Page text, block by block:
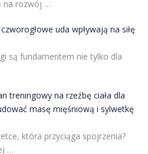
na rozwój …
uda wpływają na siłę
są fundamentem nie tylko dla
treningowy na rzeźbę ciała dla
masę mięśniową i sylwetkę
która przyciąga spojrzenia?
…